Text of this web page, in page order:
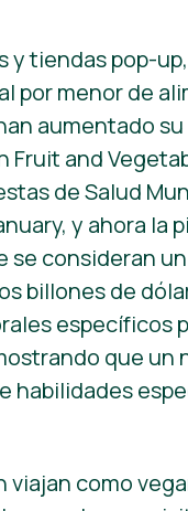
y tiendas pop-
por menor de
aumentado
Fruit and
de Salud
y ahora la
se consideran
billones de
específicos
que un
habilidades
como